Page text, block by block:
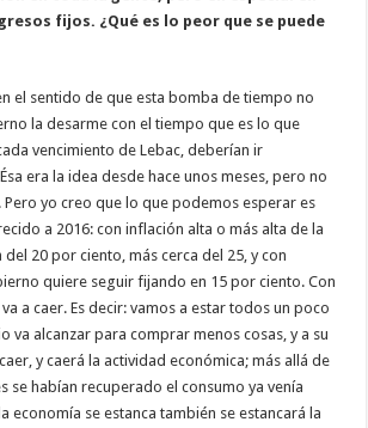
fijos. ¿Qué es lo peor que se puede
el sentido de que esta bomba de tiempo no
la desarme con el tiempo que es lo que
vencimiento de Lebac, deberían ir
era la idea desde hace unos meses, pero no
yo creo que lo que podemos esperar es
a 2016: con inflación alta o más alta de la
20 por ciento, más cerca del 25, y con
quiere seguir fijando en 15 por ciento. Con
a caer. Es decir: vamos a estar todos un poco
va alcanzar para comprar menos cosas, y a su
y caerá la actividad económica; más allá de
se habían recuperado el consumo ya venía
economía se estanca también se estancará la